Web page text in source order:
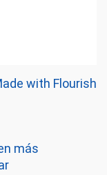
más